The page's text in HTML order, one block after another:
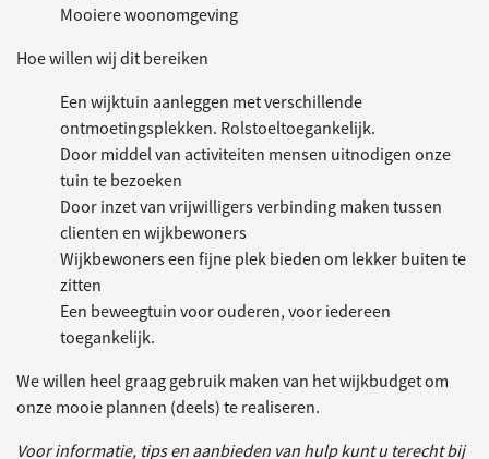
Mooiere woonomgeving
Hoe willen wij dit bereiken
Een wijktuin aanleggen met verschillende
ontmoetingsplekken. Rolstoeltoegankelijk.
Door middel van activiteiten mensen uitnodigen onze
tuin te bezoeken
Door inzet van vrijwilligers verbinding maken tussen
clienten en wijkbewoners
Wijkbewoners een fijne plek bieden om lekker buiten te
zitten
Een beweegtuin voor ouderen, voor iedereen
toegankelijk.
We willen heel graag gebruik maken van het wijkbudget om
onze mooie plannen (deels) te realiseren.
Voor informatie, tips en aanbieden van hulp kunt u terecht bij